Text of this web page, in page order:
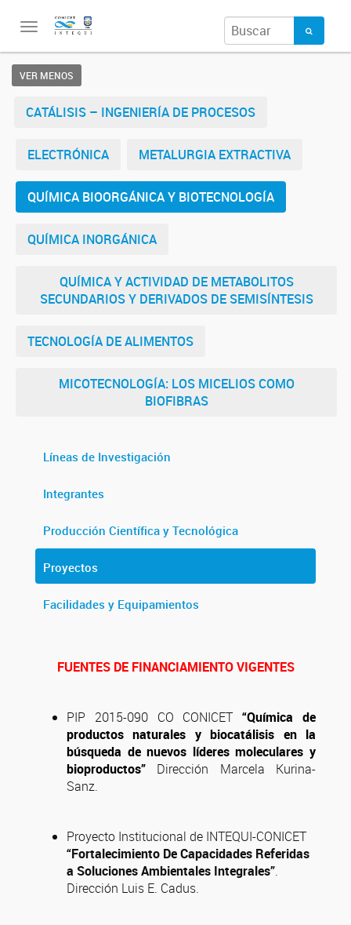
Toggle
VER MENOS
CATÁLISIS – INGENIERÍA DE PROCESOS
ELECTRÓNICA METALURGIA EXTRACTIVA
QUÍMICA BIOORGÁNICA Y BIOTECNOLOGÍA
QUÍMICA INORGÁNICA
QUÍMICA Y ACTIVIDAD DE METABOLITOS
SECUNDARIOS Y DERIVADOS DE SEMISÍNTESIS
TECNOLOGÍA DE ALIMENTOS
MICOTECNOLOGÍA: LOS MICELIOS COMO
BIOFIBRAS
Líneas de Investigación
Integrantes
Producción Científica y Tecnológica
Proyectos
Facilidades y Equipamientos
FUENTES DE FINANCIAMIENTO VIGENTES
PIP 2015-090 CO CONICET“Química de
productos naturales y biocatálisis en la
búsqueda de nuevos líderes moleculares y
bioproductos” Dirección Marcela Kurina-
Sanz.
Proyecto Institucional de INTEQUI-CONICET
“Fortalecimiento De Capacidades Referidas
a Soluciones Ambientales Integrales”.
Dirección Luis E. Cadus.